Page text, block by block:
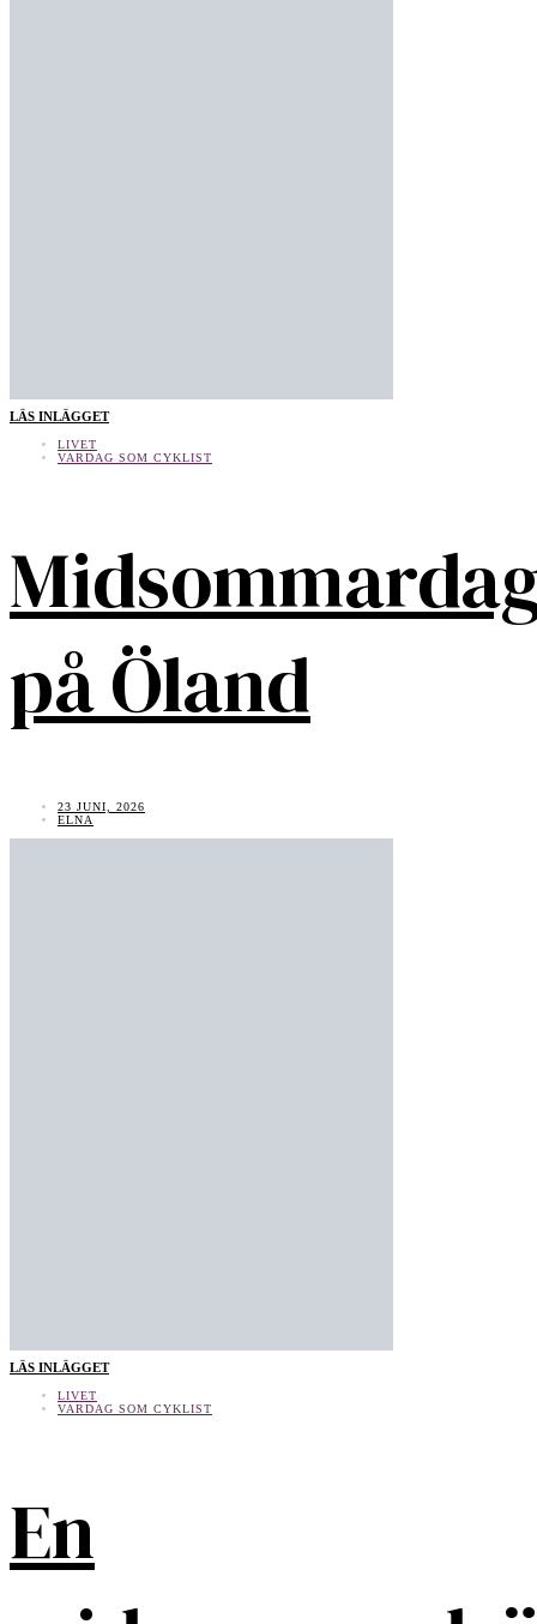
LÄS INLÄGGET
LIVET
VARDAG SOM CYKLIST
på Öland
23 JUNI, 2026
ELNA
LÄS INLÄGGET
LIVET
VARDAG SOM CYKLIST
En